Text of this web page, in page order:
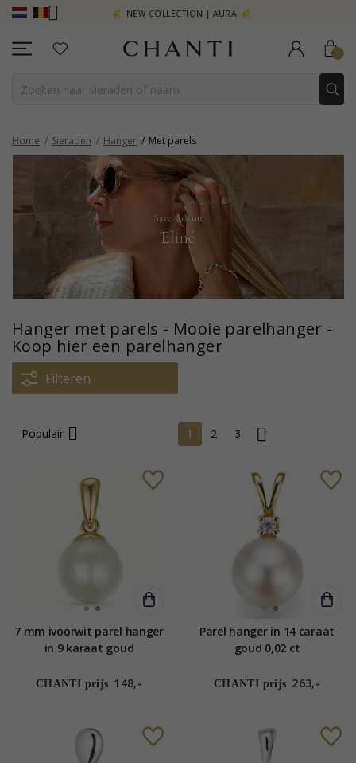
- KLIK HIER NEW COLLECTION | AURA
Home Sieraden Hanger Met parels
Hanger met parels - Mooie parelhanger -
Koop hier een parelhanger
Filteren
Populair 1 2 3
7 mm ivoorwit parel hanger
in 9 karaat goud
CHANTI prijs 148,-
Parel hanger in 14 caraat
goud 0,02 ct
CHANTI prijs 263,-